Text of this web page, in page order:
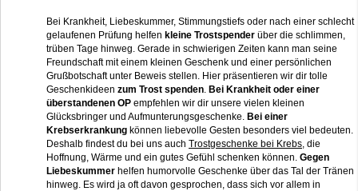
Bei Krankheit, Liebeskummer, Stimmungstiefs oder nach einer schlecht
gelaufenen Prüfung helfen kleine Trostspender über die schlimmen,
trüben Tage hinweg. Gerade in schwierigen Zeiten kann man seine
Freundschaft mit einem kleinen Geschenk und einer persönlichen
Grußbotschaft unter Beweis stellen. Hier präsentieren wir dir tolle
Geschenkideen zum Trost spenden Bei Krankheit oder einer
überstandenen OP empfehlen wir dir unsere vielen kleinen
Glücksbringer und Aufmunterungsgeschenke. Bei einer
Krebserkrankung können liebevolle Gesten besonders viel bedeuten.
Deshalb findest du bei uns auch Trostgeschenke bei Krebs , die
Hoffnung, Wärme und ein gutes Gefühl schenken können. Gegen
Liebeskummer helfen humorvolle Geschenke über das Tal der Tränen
hinweg. Es wird ja oft davon gesprochen, dass sich vor allem in